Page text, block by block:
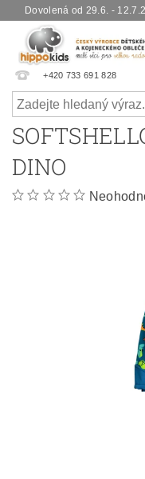
Dovolená od 29.6. -
+420 733 691 828
DINO